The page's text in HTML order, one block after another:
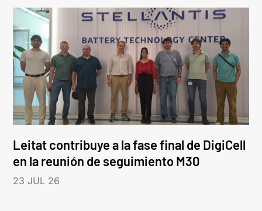
Leitat contribuye a la fase final de DigiCell
en la reunión de seguimiento M30
23 JUL 26